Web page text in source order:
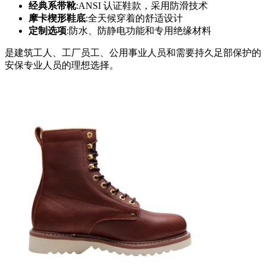
经典系带靴:ANSI 认证鞋款，采用防滑技术
摩卡楔形鞋底:全天候穿着的舒适设计
定制选项:防水、防静电功能和专用绝缘材料
是建筑工人、工厂员工、公用事业人员和需要持久足部保护的
安保专业人员的理想选择。